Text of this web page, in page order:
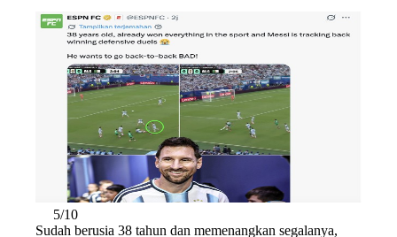
5/10
Sudah berusia 38 tahun dan memenangkan segalanya,